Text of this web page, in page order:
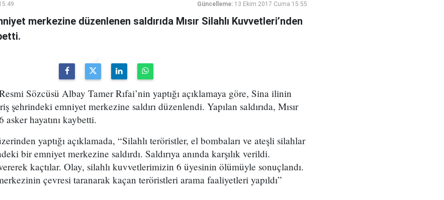
Güncelleme: 13 Ekim 2017 Cuma 15:55
merkezine düzenlenen saldırıda Mısır Silahlı Kuvvetleri’nden
Sözcüsü Albay Tamer Rıfai’nin yaptığı açıklamaya göre, Sina ilinin
şehrindeki emniyet merkezine saldırı düzenlendi. Yapılan saldırıda, Mısır
hayatını kaybetti.
yaptığı açıklamada, “Silahlı teröristler, el bombaları ve ateşli silahlar
bir emniyet merkezine saldırdı. Saldırıya anında karşılık verildi.
kaçtılar. Olay, silahlı kuvvetlerimizin 6 üyesinin ölümüyle sonuçlandı.
çevresi taranarak kaçan teröristleri arama faaliyetleri yapıldı”